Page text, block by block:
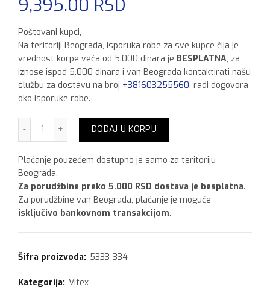
9,395.00 RSD
Poštovani kupci,
Na teritoriji Beograda, isporuka robe za sve kupce čija je
vrednost korpe veća od 5.000 dinara je BESPLATNA, za
iznose ispod 5.000 dinara i van Beograda kontaktirati našu
službu za dostavu na broj +381603255560, radi dogovora
oko isporuke robe.
Boja za bazen Vitex Pool Paint 3.5 lit Bela količina
DODAJ U KORPU
Plaćanje pouzećem dostupno je samo za teritoriju
Beograda.
Za porudžbine preko 5.000 RSD dostava je besplatna.
Za porudžbine van Beograda, plaćanje je moguće
isključivo bankovnom transakcijom.
Šifra proizvoda: 5333-334
Kategorija: Vitex